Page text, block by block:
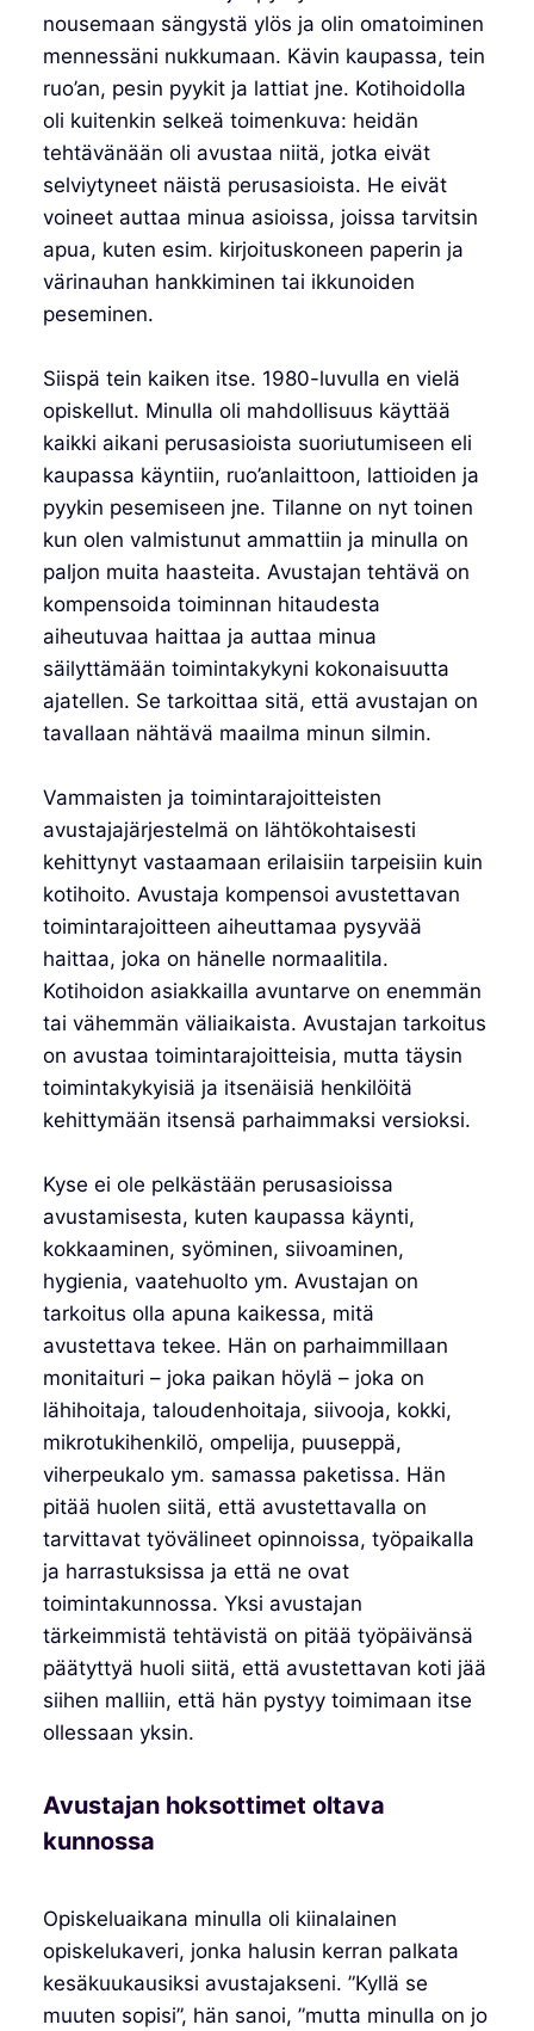
nousemaan sängystä ylös ja olin omatoiminen
mennessäni nukkumaan. Kävin kaupassa, tein
ruo’an, pesin pyykit ja lattiat jne. Kotihoidolla
oli kuitenkin selkeä toimenkuva: heidän
tehtävänään oli avustaa niitä, jotka eivät
selviytyneet näistä perusasioista. He eivät
voineet auttaa minua asioissa, joissa tarvitsin
apua, kuten esim. kirjoituskoneen paperin ja
värinauhan hankkiminen tai ikkunoiden
peseminen.
Siispä tein kaiken itse. 1980-luvulla en vielä
opiskellut. Minulla oli mahdollisuus käyttää
kaikki aikani perusasioista suoriutumiseen eli
kaupassa käyntiin, ruo’anlaittoon, lattioiden ja
pyykin pesemiseen jne. Tilanne on nyt toinen
kun olen valmistunut ammattiin ja minulla on
paljon muita haasteita. Avustajan tehtävä on
kompensoida toiminnan hitaudesta
aiheutuvaa haittaa ja auttaa minua
säilyttämään toimintakykyni kokonaisuutta
ajatellen. Se tarkoittaa sitä, että avustajan on
tavallaan nähtävä maailma minun silmin.
Vammaisten ja toimintarajoitteisten
avustajajärjestelmä on lähtökohtaisesti
kehittynyt vastaamaan erilaisiin tarpeisiin kuin
kotihoito. Avustaja kompensoi avustettavan
toimintarajoitteen aiheuttamaa pysyvää
haittaa, joka on hänelle normaalitila.
Kotihoidon asiakkailla avuntarve on enemmän
tai vähemmän väliaikaista. Avustajan tarkoitus
on avustaa toimintarajoitteisia, mutta täysin
toimintakykyisiä ja itsenäisiä henkilöitä
kehittymään itsensä parhaimmaksi versioksi.
Kyse ei ole pelkästään perusasioissa
avustamisesta, kuten kaupassa käynti,
kokkaaminen, syöminen, siivoaminen,
hygienia, vaatehuolto ym. Avustajan on
tarkoitus olla apuna kaikessa, mitä
avustettava tekee. Hän on parhaimmillaan
monitaituri – joka paikan höylä – joka on
lähihoitaja, taloudenhoitaja, siivooja, kokki,
mikrotukihenkilö, ompelija, puuseppä,
viherpeukalo ym. samassa paketissa. Hän
pitää huolen siitä, että avustettavalla on
tarvittavat työvälineet opinnoissa, työpaikalla
ja harrastuksissa ja että ne ovat
toimintakunnossa. Yksi avustajan
tärkeimmistä tehtävistä on pitää työpäivänsä
päätyttyä huoli siitä, että avustettavan koti jää
siihen malliin, että hän pystyy toimimaan itse
ollessaan yksin.
Avustajan hoksottimet oltava
kunnossa
Opiskeluaikana minulla oli kiinalainen
opiskelukaveri, jonka halusin kerran palkata
kesäkuukausiksi avustajakseni. ”Kyllä se
muuten sopisi”, hän sanoi, ”mutta minulla on jo